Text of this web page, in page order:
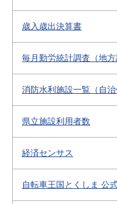
歳入歳出決算書
毎月勤労統計調査（地方
消防水利施設一覧（自
県立施設利用者数
経済センサス
自転車王国とくしま 公